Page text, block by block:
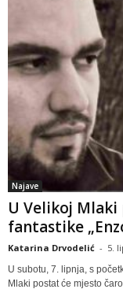
Najave
U Velikoj
fantastike
Katarina Drvodelić - 5.
U subotu, 7. lipnja, s
Mlaki postat će mjesto